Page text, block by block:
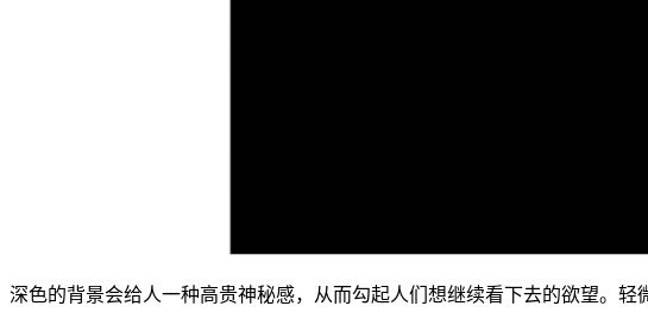
深色的背景会给人一种高贵神秘感，从而勾起人们想继续看下去的欲望。轻